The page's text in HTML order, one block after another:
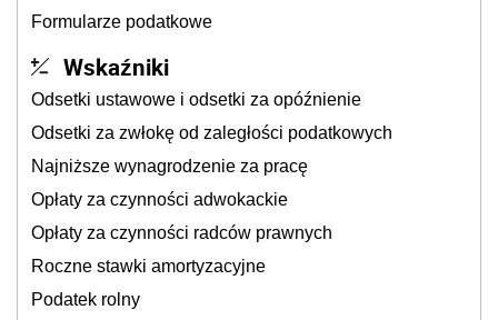
Formularze podatkowe
Wskaźniki
Odsetki ustawowe i odsetki za opóźnienie
Odsetki za zwłokę od zaległości podatkowych
Najniższe wynagrodzenie za pracę
Opłaty za czynności adwokackie
Opłaty za czynności radców prawnych
Roczne stawki amortyzacyjne
Podatek rolny